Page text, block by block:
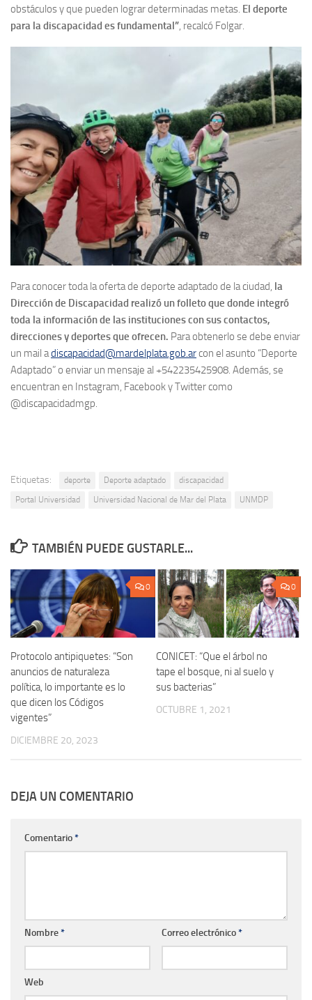
obstáculos y que pueden lograr determinadas metas. El deporte
para la discapacidad es fundamental”, recalcó Folgar.
Para conocer toda la oferta de deporte adaptado de la ciudad, la
Dirección de Discapacidad realizó un folleto que donde integró
toda la información de las instituciones con sus contactos,
direcciones y deportes que ofrecen. Para obtenerlo se debe enviar
un mail adiscapacidad@mardelplata.gob.arcon el asunto “Deporte
Adaptado” o enviar un mensaje al +542235425908. Además, se
encuentran en Instagram, Facebook y Twitter como
@discapacidadmgp.
Etiquetas: deporte Deporte adaptado
discapacidad
Portal Universidad
Universidad Nacional de Mar del Plata UNMDP
TAMBIÉN PUEDE GUSTARLE...
0
Protocolo antipiquetes: “Son
anuncios de naturaleza
política, lo importante es lo
que dicen los Códigos
vigentes”
DICIEMBRE 20, 2023
0
CONICET: “Que el árbol no
tape el bosque, ni al suelo y
sus bacterias”
OCTUBRE 1, 2021
DEJA UN COMENTARIO
Comentario*
Nombre* Correo electrónico*
Web